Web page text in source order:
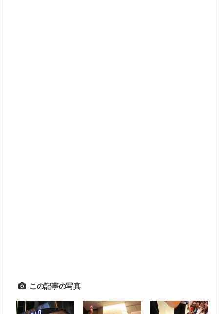
この記事の写真